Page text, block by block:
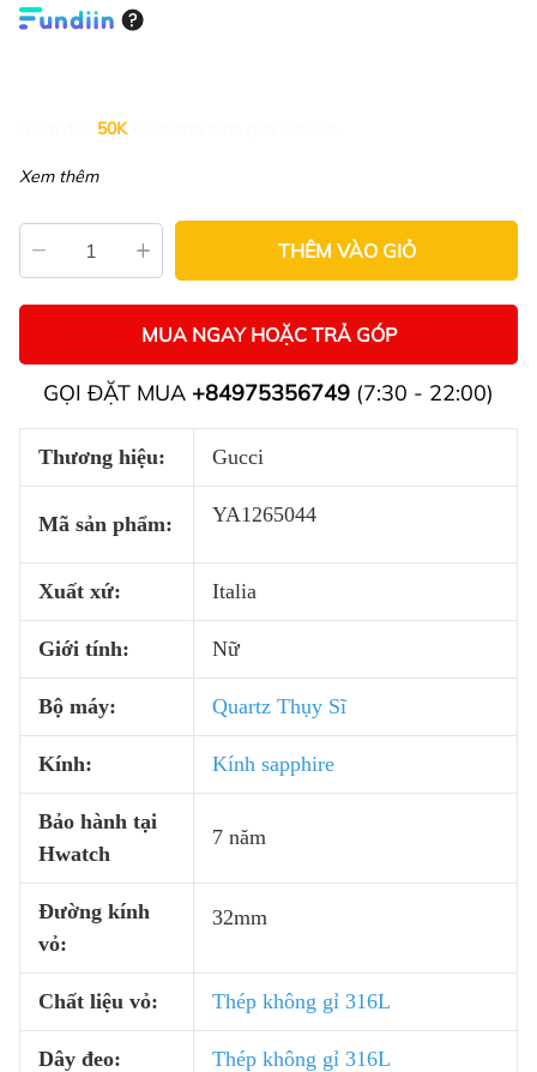
50K
Xem thêm
THÊM VÀO GIỎ
MUA NGAY HOẶC TRẢ GÓP
GỌI ĐẶT MUA +84975356749 (7:30 - 22:00)
Thương hiệu: Gucci
Mã sản phẩm: YA1265044
Xuất xứ: Italia
Giới tính: Nữ
Bộ máy: Quartz Thụy Sĩ
Kính: Kính sapphire
Bảo hành tại
Hwatch
7 năm
Đường kính
vỏ:
32mm
Chất liệu vỏ: Thép không gỉ 316L
Dây đeo: Thép không gỉ 316L